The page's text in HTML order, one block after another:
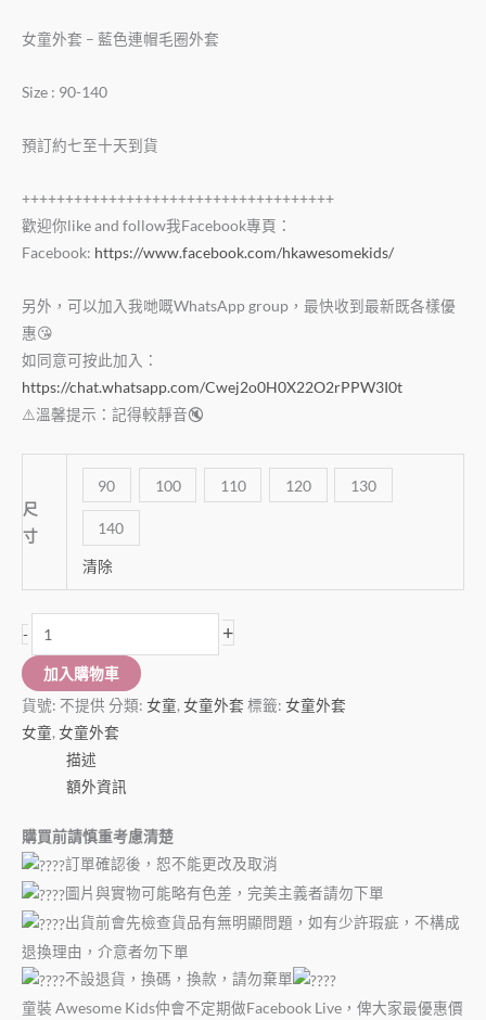
女童外套 – 藍色連帽毛圈外套
Size : 90-140
預訂約七至十天到貨
++++++++++++++++++++++++++++++++++++
歡迎你like and follow我Facebook專頁：
Facebook: https://www.facebook.com/hkawesomekids/
另外，可以加入我哋嘅WhatsApp group，最快收到最新既各樣優
惠😘
如同意可按此加入：
https://chat.whatsapp.com/Cwej2o0H0X22O2rPPW3I0t
⚠️溫馨提示：記得較靜音🔇
尺
寸
90 100 110 120 130
140
清除
- +
加入購物車
貨號: 不提供 分類: 女童, 女童外套 標籤: 女童外套
女童, 女童外套
描述
額外資訊
購買前請慎重考慮清楚
訂單確認後，恕不能更改及取消
圖片與實物可能略有色差，完美主義者請勿下單
出貨前會先檢查貨品有無明顯問題，如有少許瑕疵，不構成
退換理由，介意者勿下單
不設退貨，換碼，換款，請勿棄單
童裝 Awesome Kids仲會不定期做Facebook Live，俾大家最優惠價